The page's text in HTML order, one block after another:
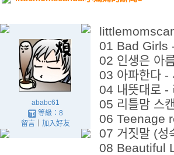
ababc61
等級：8
留言｜ 加入好友
01 Bad
02 인생은
03 아파한
04 내뜻대
05 리틀맘
06
07 거짓말
08